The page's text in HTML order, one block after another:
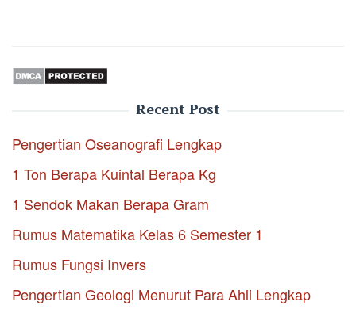
Recent Post
Pengertian Oseanografi Lengkap
1 Ton Berapa Kuintal Berapa Kg
1 Sendok Makan Berapa Gram
Rumus Matematika Kelas 6 Semester 1
Rumus Fungsi Invers
Pengertian Geologi Menurut Para Ahli Lengkap